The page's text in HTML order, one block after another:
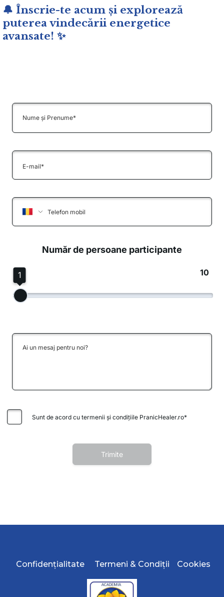
🔔 Înscrie-te acum și explorează
puterea vindecării energetice
avansate! ✨
Confidențialitate Termeni & Condiții Cookies